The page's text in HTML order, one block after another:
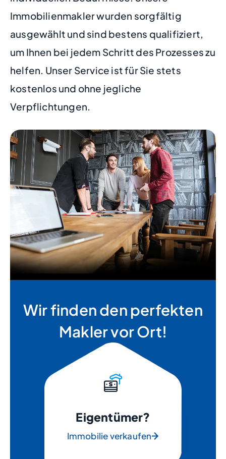
Immobilienmakler wurden sorgfältig
ausgewählt und sind bestens qualifiziert,
um Ihnen bei jedem Schritt des Prozesses zu
helfen. Unser Service ist für Sie stets
kostenlos und ohne jegliche
Verpflichtungen.
Wir finden den perfekten
Makler vor Ort!
Eigentümer?
Immobilie verkaufen